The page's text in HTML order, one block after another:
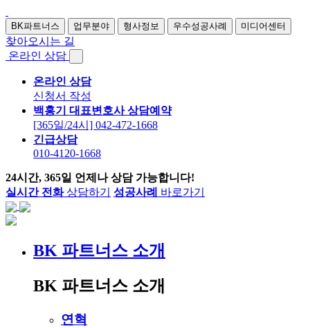
BK파트너스 업무분야 형사정보 우수성공사례 미디어센터
찾아오시는 길
온라인 상담
온라인 상담
신청서 작성
백홍기 대표변호사 상담예약
[365일/24시] 042-472-1668
긴급상담
010-4120-1668
24시간, 365일 언제나 상담 가능합니다!
실시간 전화상담하기 성공사례 바로가기
BK 파트너스 소개
BK 파트너스 소개
연혁